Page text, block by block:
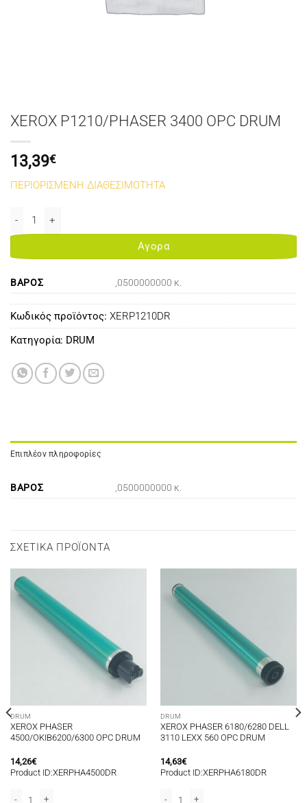
XEROX P1210/PHASER 3400 OPC DRUM
13,39€
ΠΕΡΙΟΡΙΣΜΕΝΗ ΔΙΑΘΕΣΙΜΟΤΗΤΑ
XEROX P1210/PHASER 3400 OPC DRUM ποσότητα
Αγορα
ΒΆΡΟΣ ,0500000000 κ.
Κωδικός προϊόντος: XERP1210DR
Κατηγορία: DRUM
Επιπλέον πληροφορίες
ΒΆΡΟΣ ,0500000000 κ.
ΣΧΕΤΙΚΆ ΠΡΟΪΌΝΤΑ
DRUM
XEROX PHASER
4500/OKIB6200/6300 OPC DRUM
14,26€
Product ID:XERPHA4500DR
DRUM
XEROX PHASER 6180/6280 DELL
3110 LEXX 560 OPC DRUM
14,63€
Product ID:XERPHA6180DR